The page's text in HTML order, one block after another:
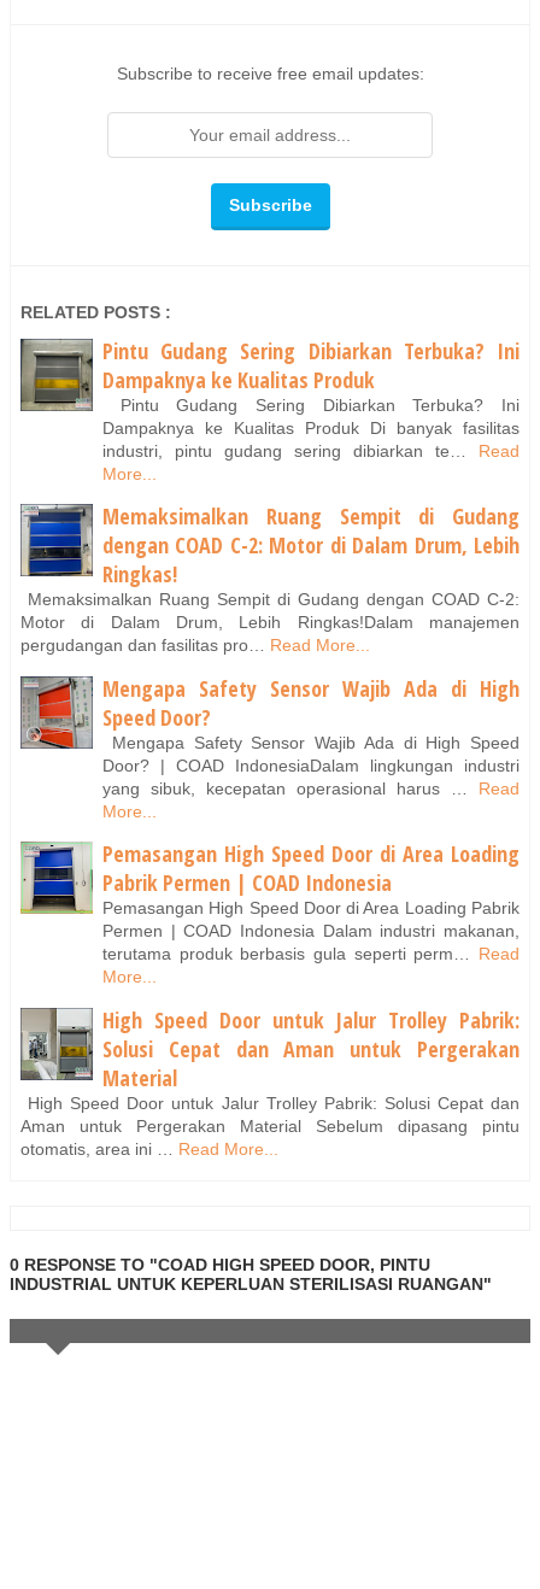
Subscribe to receive free email updates:
RELATED POSTS :
Pintu Gudang Sering Dibiarkan Terbuka? Ini
Dampaknya ke Kualitas Produk
Pintu Gudang Sering Dibiarkan Terbuka? Ini
Dampaknya ke Kualitas Produk Di banyak fasilitas
industri, pintu gudang sering dibiarkan te…
Read
More...
Memaksimalkan Ruang Sempit di Gudang
dengan COAD C-2: Motor di Dalam Drum, Lebih
Ringkas!
Memaksimalkan Ruang Sempit di Gudang dengan COAD C-2:
Motor di Dalam Drum, Lebih Ringkas!Dalam manajemen
pergudangan dan fasilitas pro…
Read More...
Mengapa Safety Sensor Wajib Ada di High
Speed Door?
Mengapa Safety Sensor Wajib Ada di High Speed
Door? | COAD IndonesiaDalam lingkungan industri
yang sibuk, kecepatan operasional harus …
Read
More...
Pemasangan High Speed Door di Area Loading
Pabrik Permen | COAD Indonesia
Pemasangan High Speed Door di Area Loading Pabrik
Permen | COAD Indonesia Dalam industri makanan,
terutama produk berbasis gula seperti perm…
Read
More...
High Speed Door untuk Jalur Trolley Pabrik:
Solusi Cepat dan Aman untuk Pergerakan
Material
High Speed Door untuk Jalur Trolley Pabrik: Solusi Cepat dan
Aman untuk Pergerakan Material Sebelum dipasang pintu
otomatis, area ini …
Read More...
0 RESPONSE TO "COAD HIGH SPEED DOOR, PINTU
INDUSTRIAL UNTUK KEPERLUAN STERILISASI RUANGAN"